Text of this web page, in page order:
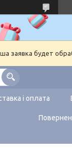
заявка будет
і оплата